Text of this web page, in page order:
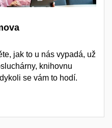
jak to u nás vypadá, už
knihovnu
se vám to hodí.